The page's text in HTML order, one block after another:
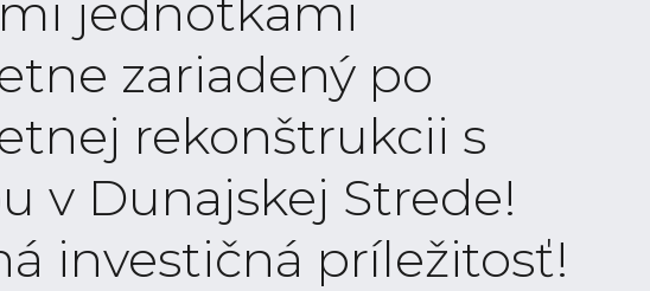
jednotkami
zariadený po
rekonštrukcii s
v Dunajskej Strede!
investičná príležitosť!